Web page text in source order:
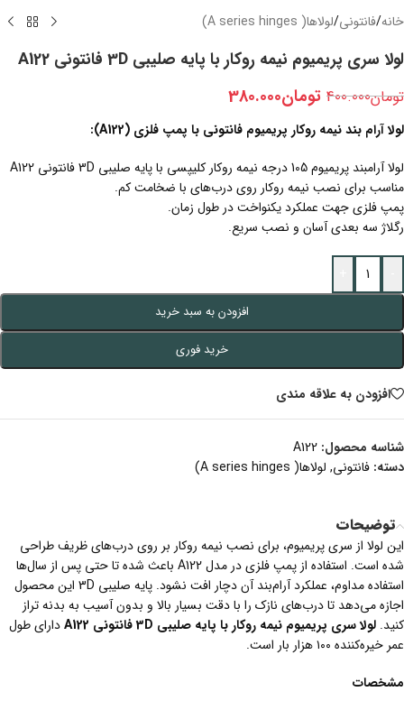
خانه/فانتونی/لولاها( A series hinges)
لولا سری پریمیوم نیمه روکار با پایه صلیبی 3D فانتونی A122
تومان400.000 تومان380.000
لولا آرام بند نیمه روکار پریمیوم فانتونی با پمپ فلزی (A122):
لولا آرامبند پریمیوم 105 درجه نیمه روکار کلیپسی با پایه صلیبی 3D فانتونی A122
مناسب برای نصب نیمه روکار روی درب‌های با ضخامت کم.
پمپ فلزی جهت عملکرد یکنواخت در طول زمان.
رگلاژ سه بعدی آسان و نصب سریع.
افزودن به سبد خرید
خرید فوری
افزودن به علاقه مندی
شناسه محصول: A122
دسته: فانتونی, لولاها( A series hinges)
توضیحات
این لولا از سری پریمیوم، برای نصب نیمه روکار بر روی درب‌های ظریف طراحی
شده است. استفاده از پمپ فلزی در مدل A122 باعث شده تا حتی پس از سال‌ها
استفاده مداوم، عملکرد آرام‌بند آن دچار افت نشود. پایه صلیبی 3D این محصول
اجازه می‌دهد تا درب‌های نازک را با دقت بسیار بالا و بدون آسیب به بدنه تراز
کنید. لولا سری پریمیوم نیمه روکار با پایه صلیبی 3D فانتونی A122
دارای طول
عمر خیره‌کننده ۱۰۰ هزار بار است.
مشخصات